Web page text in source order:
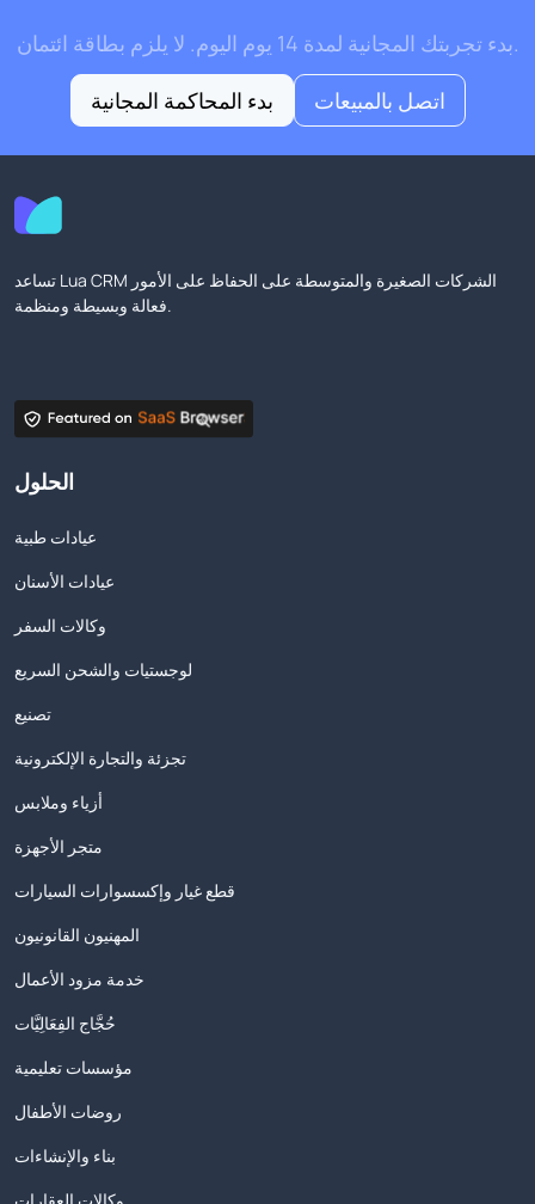
بدء تجربتك المجانية لمدة 14 يوم اليوم. لا يلزم بطاقة ائتمان.
بدء المحاكمة المجانية
اتصل بالمبيعات
تساعد Lua CRM الشركات الصغيرة والمتوسطة على الحفاظ على الأمور
فعالة وبسيطة ومنظمة.
الحلول
عيادات طبية
عيادات الأسنان
وكالات السفر
لوجستيات والشحن السريع
تصنيع
تجزئة والتجارة الإلكترونية
أزياء وملابس
متجر الأجهزة
قطع غيار وإكسسوارات السيارات
المهنيون القانونيون
خدمة مزود الأعمال
حُجَّاج الفِعَالِيَّات
مؤسسات تعليمية
روضات الأطفال
بناء والإنشاءات